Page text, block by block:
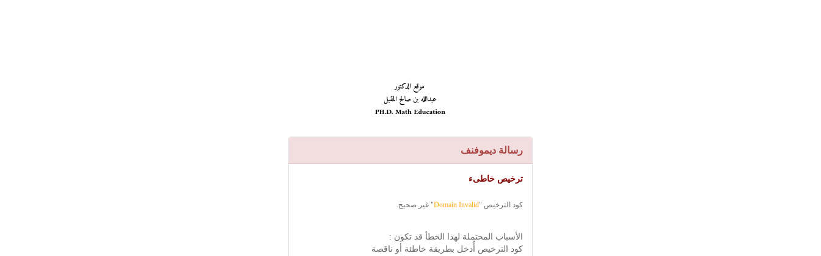
رسالة ديموفنف
ترخيص خاطىء
كود الترخيص "Domain Invalid" غير صحيح.
الأسباب المحتملة لهذا الخطأ قد تكون :
كود الترخيص أُدخل بطريقة خاطئة أو ناقصة